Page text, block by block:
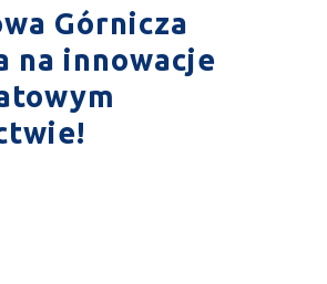
Górnicza
na innowacje